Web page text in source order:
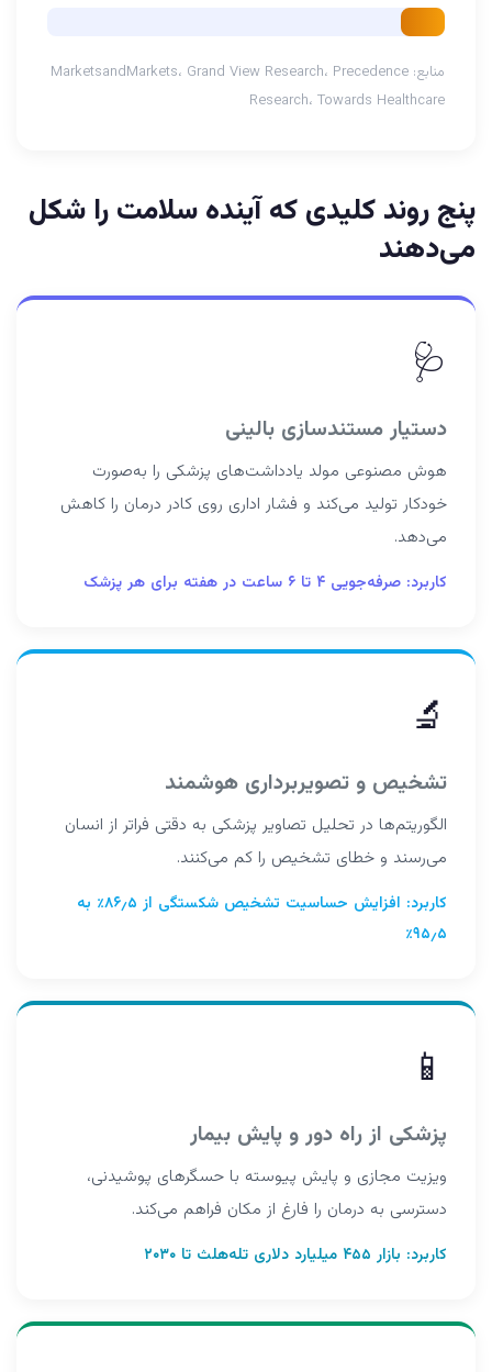
منابع: MarketsandMarkets، Grand View Research، Precedence
Research، Towards Healthcare
پنج روند کلیدی که آینده سلامت را شکل
می‌دهند
🩺
دستیار مستندسازی بالینی
هوش مصنوعی مولد یادداشت‌های پزشکی را به‌صورت
خودکار تولید می‌کند و فشار اداری روی کادر درمان را کاهش
می‌دهد.
کاربرد: صرفه‌جویی ۴ تا ۶ ساعت در هفته برای هر پزشک
🔬
تشخیص و تصویربرداری هوشمند
الگوریتم‌ها در تحلیل تصاویر پزشکی به دقتی فراتر از انسان
می‌رسند و خطای تشخیص را کم می‌کنند.
کاربرد: افزایش حساسیت تشخیص شکستگی از ۸۶٫۵٪ به
۹۵٫۵٪
📱
پزشکی از راه دور و پایش بیمار
ویزیت مجازی و پایش پیوسته با حسگرهای پوشیدنی،
دسترسی به درمان را فارغ از مکان فراهم می‌کند.
کاربرد: بازار ۴۵۵ میلیارد دلاری تله‌هلث تا ۲۰۳۰